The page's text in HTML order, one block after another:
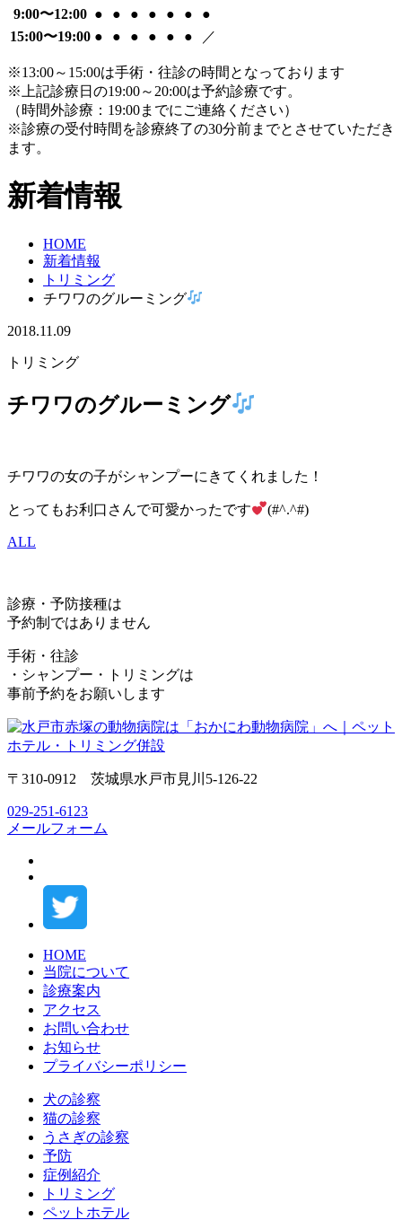
9:00〜12:00 ● ● ● ● ● ●
●
15:00〜19:00 ● ● ● ● ● ● ／
※13:00～15:00は手術・往診の時間となっております
※上記診療日の19:00～20:00は予約診療です。
（時間外診療：19:00までにご連絡ください）
※診療の受付時間を診療終了の30分前までとさせていただき
ます。
新着情報
HOME
新着情報
トリミング
チワワのグルーミング
2018.11.09
トリミング
チワワのグルーミング
チワワの女の子がシャンプーにきてくれました！
とってもお利口さんで可愛かったです (#^.^#)
ALL
診療・予防接種は
予約制ではありません
手術・往診
・シャンプー・トリミングは
事前予約をお願いします
〒310-0912 茨城県水戸市見川5-126-22
029-251-6123
メールフォーム
HOME
当院について
診療案内
アクセス
お問い合わせ
お知らせ
プライバシーポリシー
犬の診察
猫の診察
うさぎの診察
予防
症例紹介
トリミング
ペットホテル